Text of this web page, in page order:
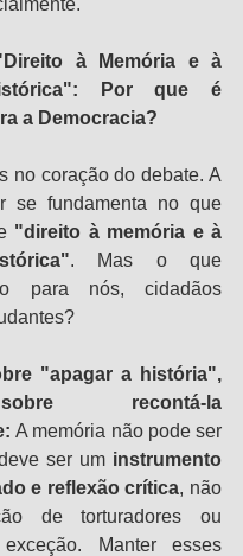
à Memória e à
Por que é
a Democracia?
no coração do debate. A
se fundamenta no que
"direito à memória e à
. Mas o que
para nós, cidadãos
"apagar a história",
recontá-la
A memória não pode ser
ser um instrumento
e reflexão crítica, não
de torturadores ou
Manter esses